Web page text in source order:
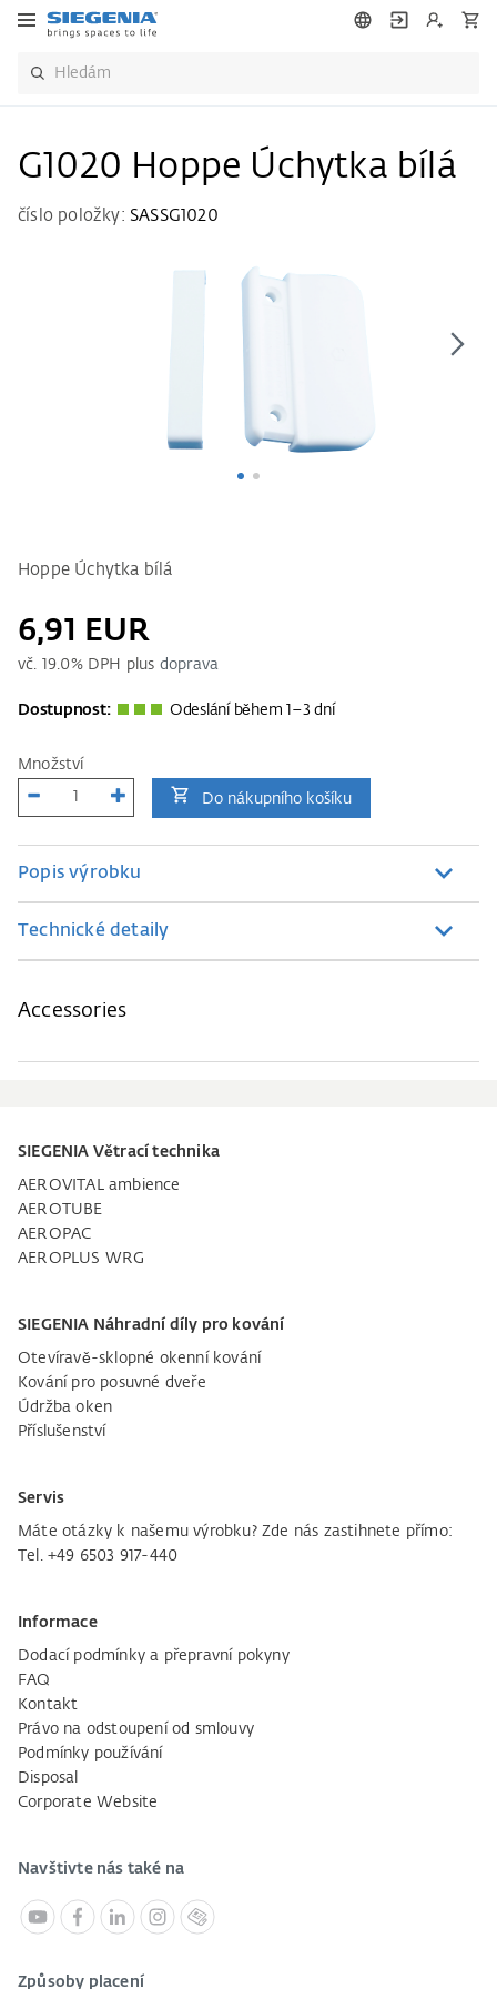
G1020 Hoppe Úchytka bílá
číslo položky: SASSG1020
Hoppe Úchytka bílá
6,91 EUR
vč. 19.0% DPH plus doprava
Dostupnost: Odeslání během 1–3 dní
Množství
Do nákupního košíku
Popis výrobku
Technické detaily
Accessories
SIEGENIA Větrací technika
AEROVITAL ambience
AEROTUBE
AEROPAC
AEROPLUS WRG
SIEGENIA Náhradní díly pro kování
Otevíravě-sklopné okenní kování
Kování pro posuvné dveře
Údržba oken
Příslušenství
Servis
Máte otázky k našemu výrobku? Zde nás zastihnete přímo:
Tel. +49 6503 917-440
Informace
Dodací podmínky a přepravní pokyny
FAQ
Kontakt
Právo na odstoupení od smlouvy
Podmínky používání
Disposal
Corporate Website
Navštivte nás také na
Způsoby placení